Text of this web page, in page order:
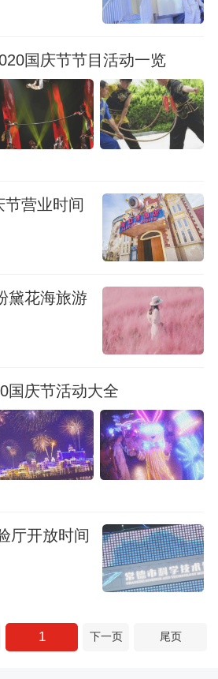
国庆节节目活动一览
营业时间
黛花海旅游
国庆节活动大全
厅开放时间
1 下一页 尾页